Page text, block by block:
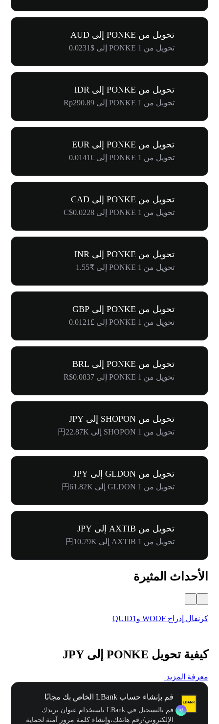
تحويل من PONKE إلى AUD
تحويل من 1 PONKE إلى $0.0231
تحويل من PONKE إلى IDR
تحويل من 1 PONKE إلى Rp290.89
تحويل من PONKE إلى EUR
تحويل من 1 PONKE إلى €0.0141
تحويل من PONKE إلى CAD
تحويل من 1 PONKE إلى C$0.0228
تحويل من PONKE إلى INR
تحويل من 1 PONKE إلى ₹1.55
تحويل من PONKE إلى GBP
تحويل من 1 PONKE إلى £0.0121
تحويل من PONKE إلى BRL
تحويل من 1 PONKE إلى R$0.0837
تحويل من SHOPON إلى JPY
تحويل من 1 SHOPON إلى 円22.87K
تحويل من GLDON إلى JPY
تحويل من 1 GLDON إلى 円61.82K
تحويل من AXTIB إلى JPY
تحويل من 1 AXTIB إلى 円10.79K
الأحداث المثيرة
كرنفال إدراج WOOF وQUID1
كيفية تحويل PONKE إلى JPY
معرفة المزيد
قم بإنشاء حساب LBank الخاص بك مجانًا
قم بالتسجيل في LBank باستخدام عنوان بريدك
الإلكتروني/رقم هاتفك،وإنشاء كلمة مرور آمنة لحماية